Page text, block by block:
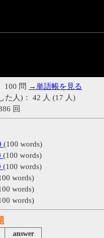
100 問 →単語帳を見る
た人)： 42 人 (17 人)
回
(100 words)
(100 words)
(100 words)
words)
words)
words)
answer